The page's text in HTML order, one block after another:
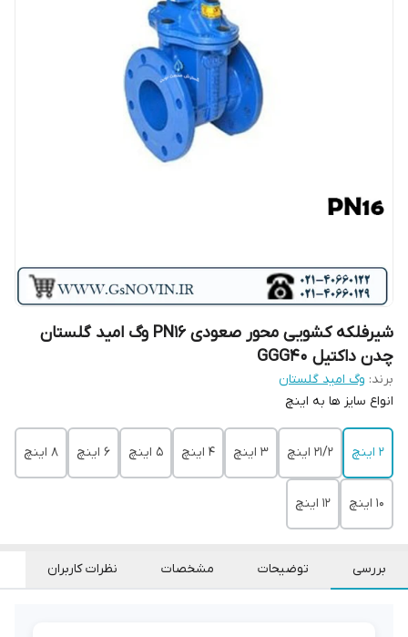
شیرفلکه کشویی محور صعودی PN16 وگ امید گلستان
چدن داکتیل GGG40
برند: وگ امید گلستان
انواع سایز ها به اینچ
2 اینچ 21/2 اینچ 3 اینچ 4 اینچ 5 اینچ 6 اینچ 8 اینچ
10 اینچ 12 اینچ
بررسی توضیحات مشخصات نظرات کاربران